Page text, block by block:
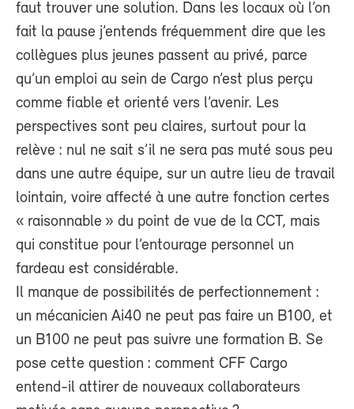
faut trouver une solution. Dans les locaux où l’on
fait la pause j’entends fréquemment dire que les
collègues plus jeunes passent au privé, parce
qu’un emploi au sein de Cargo n’est plus perçu
comme fiable et orienté vers l’avenir. Les
perspectives sont peu claires, surtout pour la
relève : nul ne sait s’il ne sera pas muté sous peu
dans une autre équipe, sur un autre lieu de travail
lointain, voire affecté à une autre fonction certes
« raisonnable » du point de vue de la CCT, mais
qui constitue pour l’entourage personnel un
fardeau est considérable.
Il manque de possibilités de perfectionnement :
un mécanicien Ai40 ne peut pas faire un B100, et
un B100 ne peut pas suivre une formation B. Se
pose cette question : comment CFF Cargo
entend-il attirer de nouveaux collaborateurs